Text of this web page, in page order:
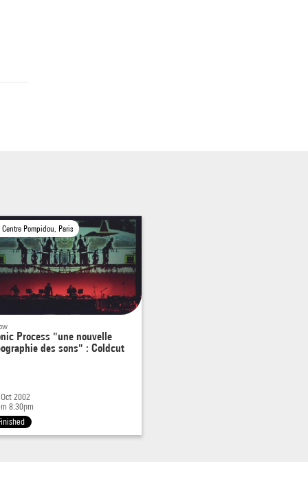
Centre Pompidou, Paris
Process "une nouvelle
des sons" : Coldcut
2002
8:30pm